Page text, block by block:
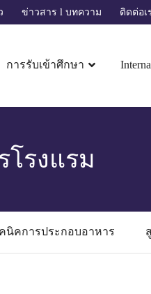
ข่าวสาร l บทความ ติดต่อเ
การรับเข้าศึกษา
โรงแรม
นิคการประกอบอาหาร